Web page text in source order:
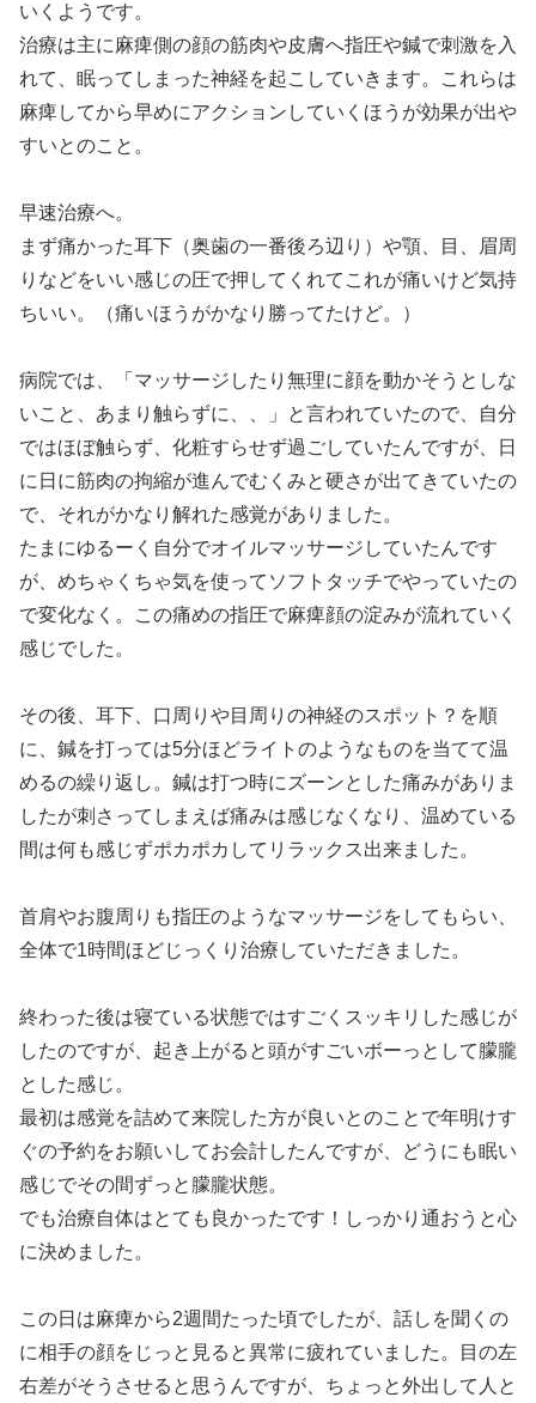
いくようです。
治療は主に麻痺側の顔の筋肉や皮膚へ指圧や鍼で刺激を入
れて、眠ってしまった神経を起こしていきます。これらは
麻痺してから早めにアクションしていくほうが効果が出や
すいとのこと。
早速治療へ。
まず痛かった耳下（奥歯の一番後ろ辺り）や顎、目、眉周
りなどをいい感じの圧で押してくれてこれが痛いけど気持
ちいい。（痛いほうがかなり勝ってたけど。）
病院では、「マッサージしたり無理に顔を動かそうとしな
いこと、あまり触らずに、、」と言われていたので、自分
ではほぼ触らず、化粧すらせず過ごしていたんですが、日
に日に筋肉の拘縮が進んでむくみと硬さが出てきていたの
で、それがかなり解れた感覚がありました。
たまにゆるーく自分でオイルマッサージしていたんです
が、めちゃくちゃ気を使ってソフトタッチでやっていたの
で変化なく。この痛めの指圧で麻痺顔の淀みが流れていく
感じでした。
その後、耳下、口周りや目周りの神経のスポット？を順
に、鍼を打っては5分ほどライトのようなものを当てて温
めるの繰り返し。鍼は打つ時にズーンとした痛みがありま
したが刺さってしまえば痛みは感じなくなり、温めている
間は何も感じずポカポカしてリラックス出来ました。
首肩やお腹周りも指圧のようなマッサージをしてもらい、
全体で1時間ほどじっくり治療していただきました。
終わった後は寝ている状態ではすごくスッキリした感じが
したのですが、起き上がると頭がすごいボーっとして朦朧
とした感じ。
最初は感覚を詰めて来院した方が良いとのことで年明けす
ぐの予約をお願いしてお会計したんですが、どうにも眠い
感じでその間ずっと朦朧状態。
でも治療自体はとても良かったです！しっかり通おうと心
に決めました。
この日は麻痺から2週間たった頃でしたが、話しを聞くの
に相手の顔をじっと見ると異常に疲れていました。目の左
右差がそうさせると思うんですが、ちょっと外出して人と